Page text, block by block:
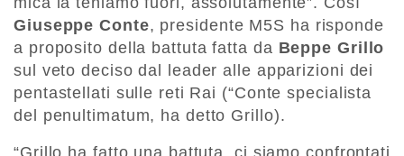
Giuseppe Conte, presidente M5S ha risponde
a proposito della battuta fatta da Beppe Grillo
sul veto deciso dal leader alle apparizioni dei
pentastellati sulle reti Rai (“Conte specialista
del penultimatum, ha detto Grillo).